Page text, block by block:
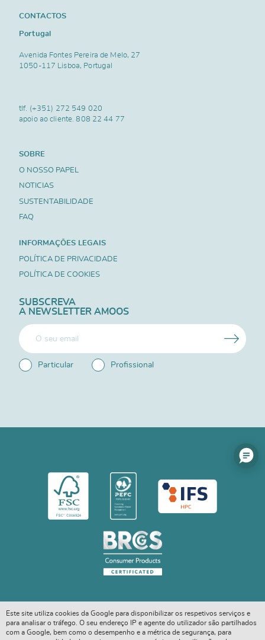
CONTACTOS
Portugal
Avenida Fontes Pereira de Melo, 27
1050-117 Lisboa, Portugal
tlf. (+351) 272 549 020
apoio ao cliente.808 22 44 77
SOBRE
O NOSSO PAPEL
NOTICIAS
SUSTENTABILIDADE
FAQ
INFORMAÇÕES LEGAIS
POLÍTICA DE PRIVACIDADE
POLÍTICA DE COOKIES
SUBSCREVA
A NEWSLETTER AMOOS
Particular Profissional
Este site utiliza cookies da Google para disponibilizar os respetivos serviços e
para analisar o tráfego. O seu endereço IP e agente do utilizador são partilhados
com a Google, bem como o desempenho e a métrica de segurança, para